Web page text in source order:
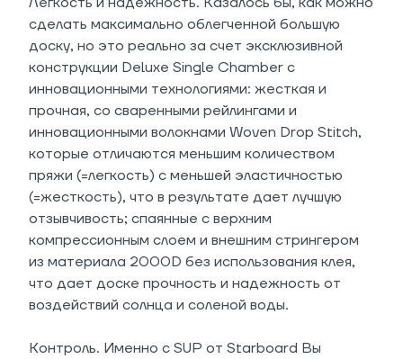
сделать максимально облегченной большую
доску, но это реально за счет эксклюзивной
конструкции Deluxe Single Chamber с
инновационными технологиями: жесткая и
прочная, со сваренными рейлингами и
инновационными волокнами Woven Drop Stitch,
которые отличаются меньшим количеством
пряжи (=легкость) с меньшей эластичностью
(=жесткость), что в результате дает лучшую
отзывчивость; спаянные с верхним
компрессионным слоем и внешним стрингером
из материала 2000D без использования клея,
что дает доске прочность и надежность от
воздействий солнца и соленой воды.
Контроль. Именно с SUP от Starboard Вы